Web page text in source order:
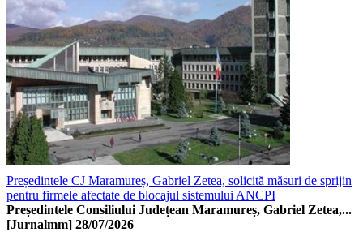
Președintele CJ Maramureș, Gabriel Zetea, solicită măsuri de sprijin
pentru firmele afectate de blocajul sistemului ANCPI
Președintele Consiliului Județean Maramureș, Gabriel Zetea,...
[Jurnalmm] 28/07/2026